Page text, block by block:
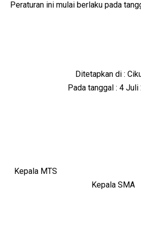
Peraturan ini mulai berlaku pada
Ditetapkan di :
Pada tanggal : 4 Juli
Kepala
Kepala SMA